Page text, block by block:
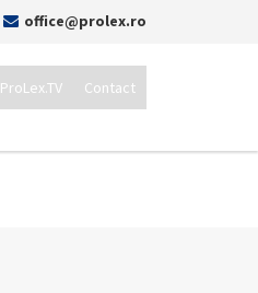
office@prolex.ro
ProLex.TV Contact